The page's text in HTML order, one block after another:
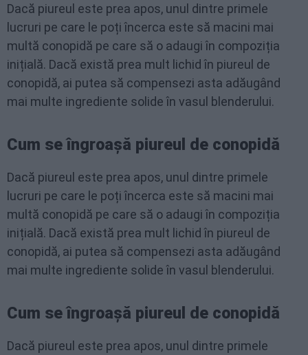
Dacă piureul este prea apos, unul dintre primele
lucruri pe care le poți încerca este să macini mai
multă conopidă pe care să o adaugi în compoziția
inițială. Dacă există prea mult lichid în piureul de
conopidă, ai putea să compensezi asta adăugând
mai multe ingrediente solide în vasul blenderului.
Cum se îngroașă piureul de conopidă
Dacă piureul este prea apos, unul dintre primele
lucruri pe care le poți încerca este să macini mai
multă conopidă pe care să o adaugi în compoziția
inițială. Dacă există prea mult lichid în piureul de
conopidă, ai putea să compensezi asta adăugând
mai multe ingrediente solide în vasul blenderului.
Cum se îngroașă piureul de conopidă
Dacă piureul este prea apos, unul dintre primele